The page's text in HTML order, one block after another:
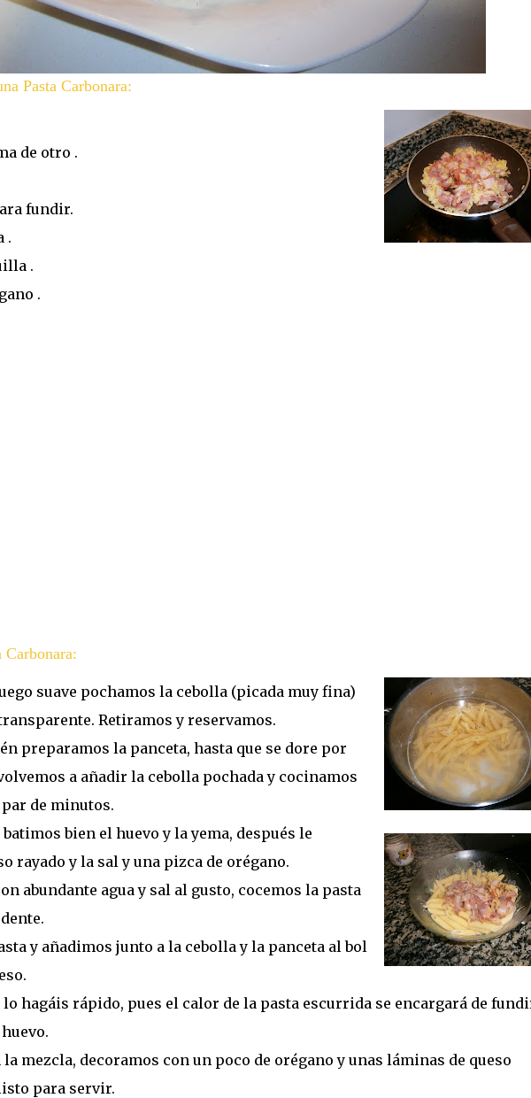
Pasta Carbonara:
de otro .
fundir.
.
.
.
Carbonara:
suave pochamos la cebolla (picada muy fina)
Retiramos y reservamos.
preparamos la panceta, hasta que se dore por
a añadir la cebolla pochada y cocinamos
de minutos.
bien el huevo y la yema, después le
rayado y la sal y una pizca de orégano.
abundante agua y sal al gusto, cocemos la pasta
y añadimos junto a la cebolla y la panceta al bol
lo hagáis rápido, pues el calor de la pasta escurrida se encargará de
mezcla, decoramos con un poco de orégano y unas láminas de queso
para servir.